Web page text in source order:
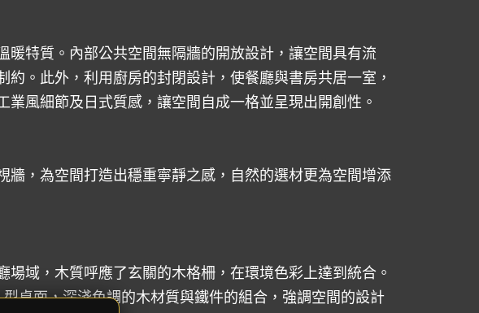
特質。內部公共空間無隔牆的開放設計，讓空間具有流
。此外，利用廚房的封閉設計，使餐廳與書房共居一室，
風細節及日式質感，讓空間自成一格並呈現出開創性。
，為空間打造出穩重寧靜之感，自然的選材更為空間增添
域，木質呼應了玄關的木格柵，在環境色彩上達到統合。
桌面，深淺色調的木材質與鐵件的組合，強調空間的設計